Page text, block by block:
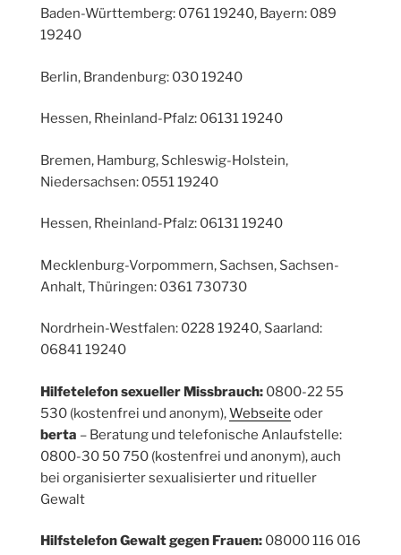
Baden-Württemberg: 0761 19240, Bayern: 089
19240
Berlin, Brandenburg: 030 19240
Hessen, Rheinland-Pfalz: 06131 19240
Bremen, Hamburg, Schleswig-Holstein,
Niedersachsen: 0551 19240
Hessen, Rheinland-Pfalz: 06131 19240
Mecklenburg-Vorpommern, Sachsen, Sachsen-
Anhalt, Thüringen: 0361 730730
Nordrhein-Westfalen: 0228 19240, Saarland:
06841 19240
Hilfetelefon sexueller Missbrauch: 0800-22 55
530 (kostenfrei und anonym),Webseite oder
berta – Beratung und telefonische Anlaufstelle:
0800-30 50 750 (kostenfrei und anonym), auch
bei organisierter sexualisierter und ritueller
Gewalt
Hilfstelefon Gewalt gegen Frauen: 08000 116 016